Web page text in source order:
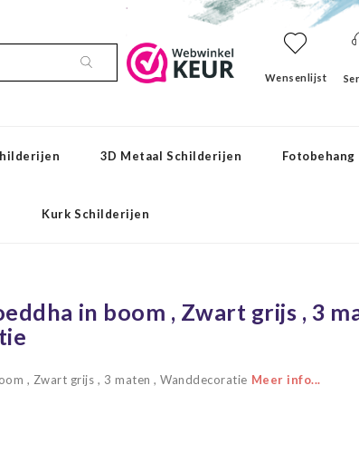
Wensenlijst
3D Metaal Schilderijen Fotobehang
Kurk Schilderijen
in boom , Zwart grijs , 3
, Zwart grijs , 3 maten , Wanddecoratie Meer info...